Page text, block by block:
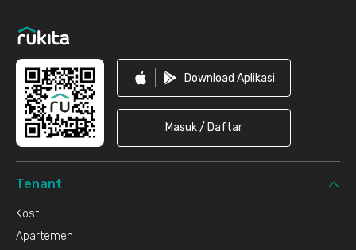
Download Aplikasi
Masuk / Daftar
Tenant
Kost
Apartemen